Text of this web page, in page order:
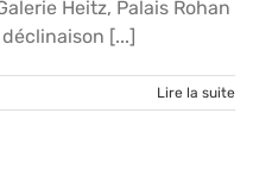
Heitz, Palais Rohan
[...]
Lire la suite